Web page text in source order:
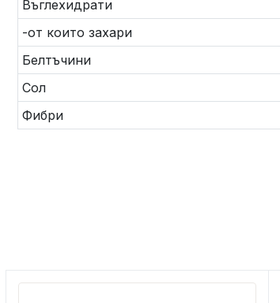
Въглехидрати
-от които захари
Белтъчини
Сол
Фибри